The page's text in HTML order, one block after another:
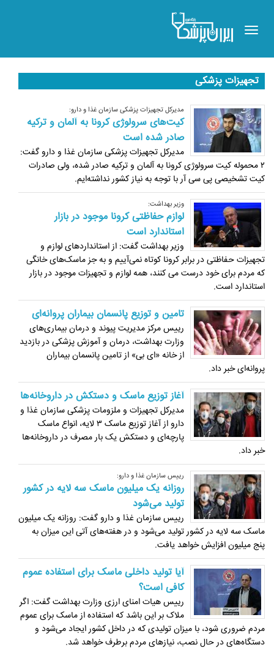
Toggle
navigation
تجهیزات پزشکی
مدیرکل تجهیزات پزشکی سازمان غذا و دارو:
کیت‌های سرولوژی کرونا به آلمان و ترکیه
صادر شده است
مدیرکل تجهیزات پزشکی سازمان غذا و دارو گفت:
۲ محموله کیت سرولوژی کرونا به آلمان و ترکیه صادر شده، ولی صادرات
کیت تشخیصی پی سی آر با توجه به نیاز کشور نداشته‌ایم.
وزیر بهداشت:
لوازم حفاظتی کرونا موجود در بازار
استاندارد است
وزیر بهداشت گفت: از استانداردهای لوازم و
تجهیزات حفاظتی در برابر کرونا کوتاه نمی‌آییم و به جز ماسک‌های خانگی
که مردم برای خود درست می کنند، همه لوازم و تجهیزات موجود در بازار
استاندارد است.
تامین و توزیع پانسمان بیماران پروانه‌ای
رییس مرکز مدیریت پیوند و درمان بیماری‌های
وزارت بهداشت، درمان و آموزش پزشکی در بازدید
از خانه «ای بی» از تامین پانسمان بیماران
پروانه‌ای خبر داد.
آغاز توزیع ماسک و دستکش در داروخانه‌ها
مدیرکل تجهیزات و ملزومات پزشکی سازمان غذا و
دارو از آغاز توزیع ماسک ۳ لایه، انواع ماسک
پارچه‌ای و دستکش یک بار مصرف در داروخانه‌ها
خبر داد.
رییس سازمان غذا و دارو:
روزانه یک میلیون ماسک سه لایه در کشور
تولید می‌شود
رییس سازمان غذا و دارو گفت:‌ روزانه یک میلیون
ماسک سه لایه در کشور تولید می‌شود و در هفته‌های آتی این میزان به
پنج میلیون افزایش خواهد یافت.
آیا تولید داخلی ماسک برای استفاده عموم
کافی است؟
رییس هیات امنای ارزی وزارت بهداشت گفت: اگر
ملاک بر این باشد که استفاده از ماسک برای عموم
مردم ضروری شود، با میزان تولیدی که در داخل کشور ایجاد می‌شود و
دستگاه‌های در حال نصب، نیازهای مردم برطرف خواهد شد.